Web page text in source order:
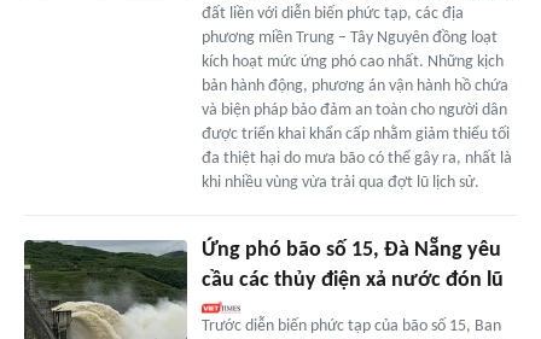
đất liền với diễn biến phức tạp, các địa
phương miền Trung – Tây Nguyên đồng loạt
kích hoạt mức ứng phó cao nhất. Những kịch
bản hành động, phương án vận hành hồ chứa
và biện pháp bảo đảm an toàn cho người dân
được triển khai khẩn cấp nhằm giảm thiểu tối
đa thiệt hại do mưa bão có thể gây ra, nhất là
khi nhiều vùng vừa trải qua đợt lũ lịch sử.
Ứng phó bão số 15, Đà Nẵng yêu
cầu các thủy điện xả nước đón lũ
Trước diễn biến phức tạp của bão số 15, Ban